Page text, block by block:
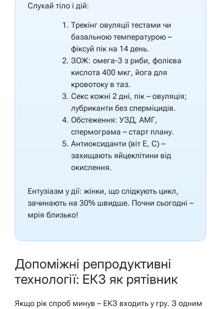
Слухай тіло і дій:
Трекінг овуляції тестами чи
базальною температурою –
фіксуй пік на 14 день.
ЗОЖ: омега-3 з риби, фолієва
кислота 400 мкг, йога для
кровотоку в таз.
Секс кожні 2 дні, пік – овуляція;
лубриканти без сперміцидів.
Обстеження: УЗД, АМГ,
спермограма – старт плану.
Антиоксиданти (віт Е, С) –
захищають яйцеклітини від
окислення.
Ентузіазм у дії: жінки, що слідкують цикл,
зачинають на 30% швидше. Почни сьогодні –
мрія близько!
Допоміжні репродуктивні
технології: ЕКЗ як рятівник
Якщо рік спроб минув – ЕКЗ входить у гру. З одним